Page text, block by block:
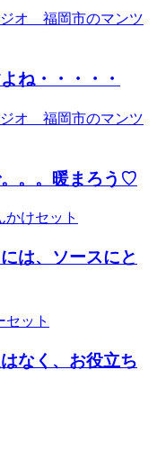
ね・・・・・
。。暖まろう♡
は、ソースにと
なく、お役立ち